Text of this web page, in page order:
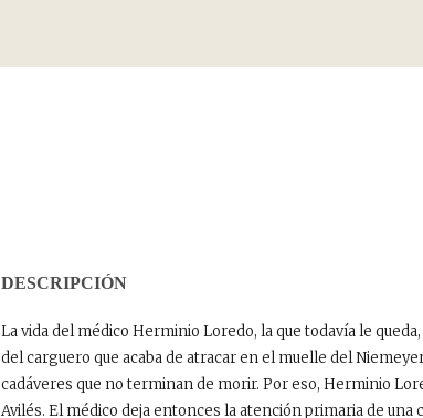
DESCRIPCIÓN
La vida del médico Herminio Loredo, la que todavía le
del carguero que acaba de atracar en el muelle del
cadáveres que no terminan de morir. Por eso, Herminio
Avilés. El médico deja entonces la atención primaria de una